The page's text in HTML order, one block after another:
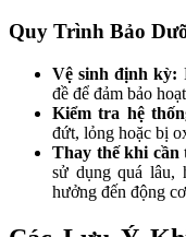
Quy Trình Bảo
Vệ sinh định kỳ:
đề để đảm bảo
Kiểm tra hệ
đứt, lỏng hoặc bị
Thay thế khi cần
sử dụng quá lâu,
hưởng đến động